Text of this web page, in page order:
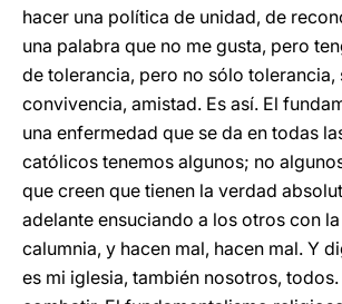
hacer una política de unidad, de
una palabra que no me gusta, pero
de tolerancia, pero no sólo tolerancia,
convivencia, amistad. Es así. El
una enfermedad que se da en todas
católicos tenemos algunos; no
que creen que tienen la verdad
adelante ensuciando a los otros con
calumnia, y hacen mal, hacen mal. Y
es mi iglesia, también nosotros,